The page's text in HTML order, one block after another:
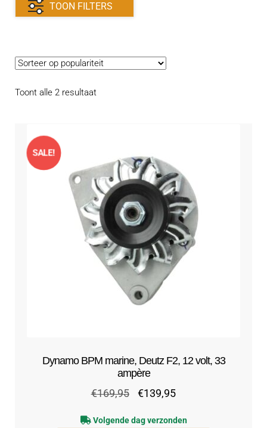
TOON FILTERS
Toont alle 2 resultaatGesorteerd
Dynamo BPM marine, Deutz F2, 12 volt, 33
ampère
SALE!
€169,95
Oorspronkelijke
€139,95Huidige
Volgende dag verzonden